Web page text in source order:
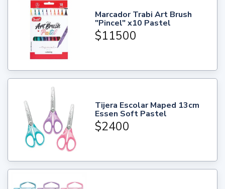
Marcador Trabi Art Brush
"Pincel" x10 Pastel
$11500
Tijera Escolar Maped 13cm
Essen Soft Pastel
$2400